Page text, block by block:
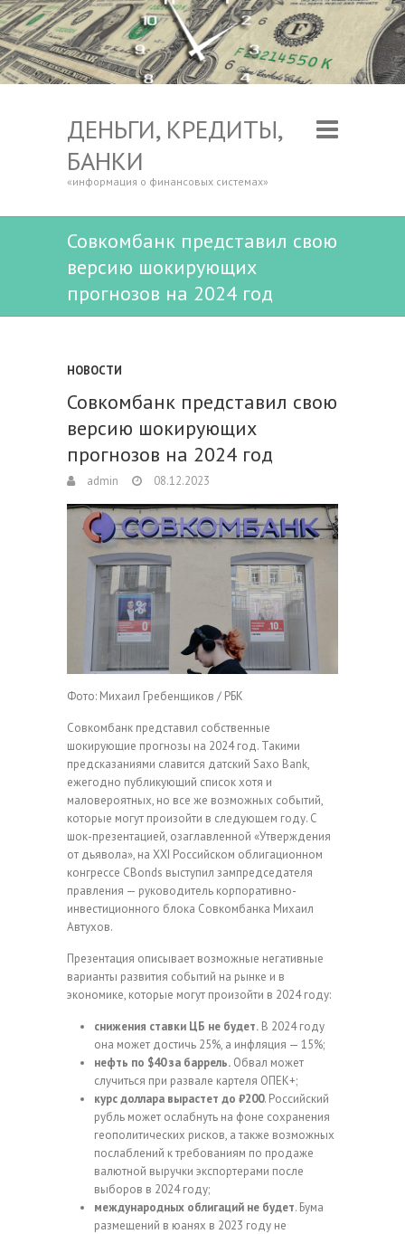
ДЕНЬГИ, КРЕДИТЫ,
БАНКИ
«информация о финансовых системах»
Совкомбанк представил свою
версию шокирующих
прогнозов на 2024 год
НОВОСТИ
Совкомбанк представил свою
версию шокирующих
прогнозов на 2024 год
admin 08.12.2023
Фото: Михаил Гребенщиков / РБК
Совкомбанк представил собственные
шокирующие прогнозы на 2024 год. Такими
предсказаниями славится датский Saxo Bank,
ежегодно публикующий список хотя и
маловероятных, но все же возможных событий,
которые могут произойти в следующем году. С
шок-презентацией, озаглавленной «Утверждения
от дьявола», на XXI Российском облигационном
конгрессе CBonds выступил зампредседателя
правления — руководитель корпоративно-
инвестиционного блока Совкомбанка Михаил
Автухов.
Презентация описывает возможные негативные
варианты развития событий на рынке и в
экономике, которые могут произойти в 2024 году:
снижения ставки ЦБ не будет. В 2024 году
она может достичь 25%, а инфляция — 15%;
нефть по $40 за баррель. Обвал может
случиться при развале картеля ОПЕК+;
курс доллара вырастет до ₽200. Российский
рубль может ослабнуть на фоне сохранения
геополитических рисков, а также возможных
послаблений к требованиям по продаже
валютной выручки экспортерами после
выборов в 2024 году;
международных облигаций не будет. Бума
размещений в юанях в 2023 году не